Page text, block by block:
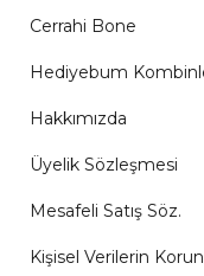
Cerrahi Bone
Hediyebum
Hakkımızda
Üyelik Sözleşmesi
Mesafeli Satış Söz.
Kişisel Verilerin